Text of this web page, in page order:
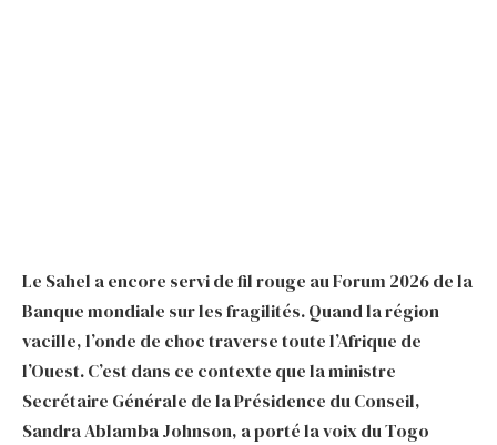
Le Sahel a encore servi de fil rouge au Forum 2026 de la
Banque mondiale sur les fragilités. Quand la région
vacille, l’onde de choc traverse toute l’Afrique de
l’Ouest. C’est dans ce contexte que la ministre
Secrétaire Générale de la Présidence du Conseil,
Sandra Ablamba Johnson, a porté la voix du Togo